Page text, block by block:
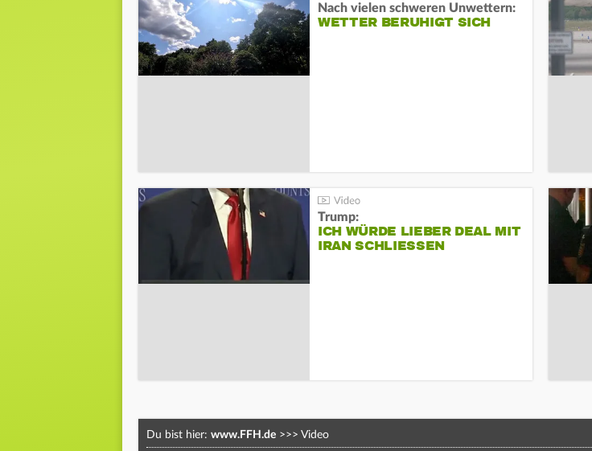
Nach vielen schweren Unwettern:
WETTER BERUHIGT SICH
Trump:
ICH WÜRDE LIEBER DEAL MIT
IRAN SCHLIESSEN
Du bist hier: www.FFH.de >>> Video